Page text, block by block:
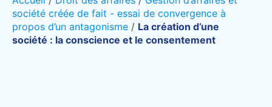
société créée de fait - essai de convergence à
propos d’un antagonisme / La création d’une
société : la conscience et le consentement